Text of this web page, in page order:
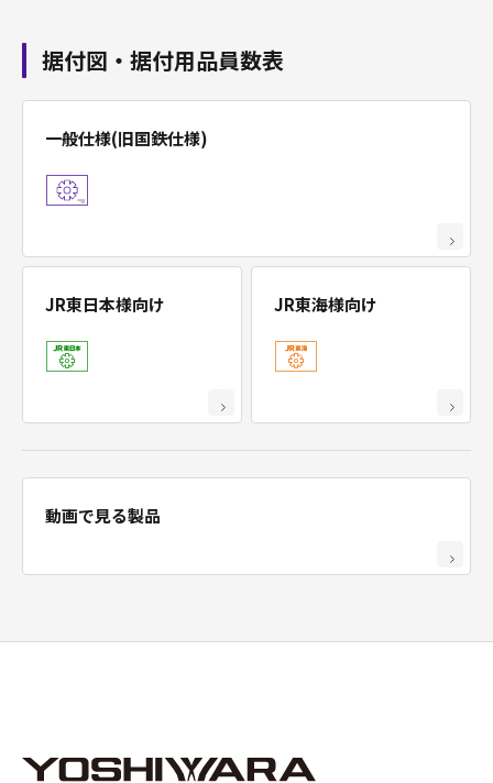
据付図・据付用品員数表
一般仕様(旧国鉄仕様)
JR東日本様向け JR東海様向け
動画で見る製品